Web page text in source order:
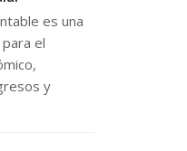
es una
el
y